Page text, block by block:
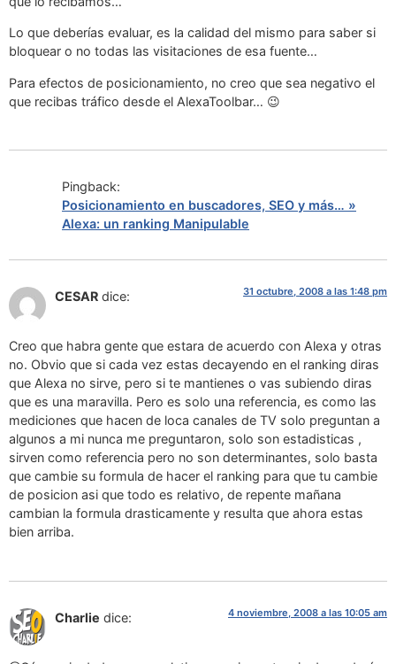
Lo que deberías evaluar, es la calidad del mismo para saber si
bloquear o no todas las visitaciones de esa fuente…
Para efectos de posicionamiento, no creo que sea negativo el
que recibas tráfico desde el AlexaToolbar… 😉
Pingback:
Posicionamiento en buscadores, SEO y más… »
Alexa: un ranking Manipulable
CESAR dice: 31 octubre, 2008 a las 1:48 pm
Creo que habra gente que estara de acuerdo con Alexa y otras
no. Obvio que si cada vez estas decayendo en el ranking diras
que Alexa no sirve, pero si te mantienes o vas subiendo diras
que es una maravilla. Pero es solo una referencia, es como las
mediciones que hacen de loca canales de TV solo preguntan a
algunos a mi nunca me preguntaron, solo son estadisticas ,
sirven como referencia pero no son determinantes, solo basta
que cambie su formula de hacer el ranking para que tu cambie
de posicion asi que todo es relativo, de repente mañana
cambian la formula drasticamente y resulta que ahora estas
bien arriba.
Charlie dice: 4 noviembre, 2008 a las 10:05 am